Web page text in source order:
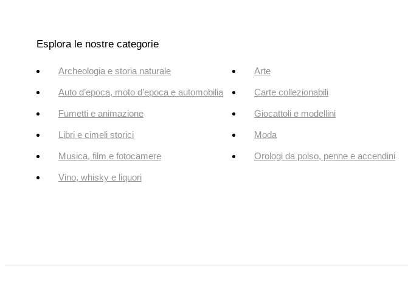
Esplora le nostre categorie
Archeologia e storia naturale Arte
Auto d’epoca, moto d’epoca e automobilia Carte collezionabili
Fumetti e animazione Giocattoli e modellini
Libri e cimeli storici Moda
Musica, film e fotocamere Orologi da polso, penne e accendini
Vino, whisky e liquori